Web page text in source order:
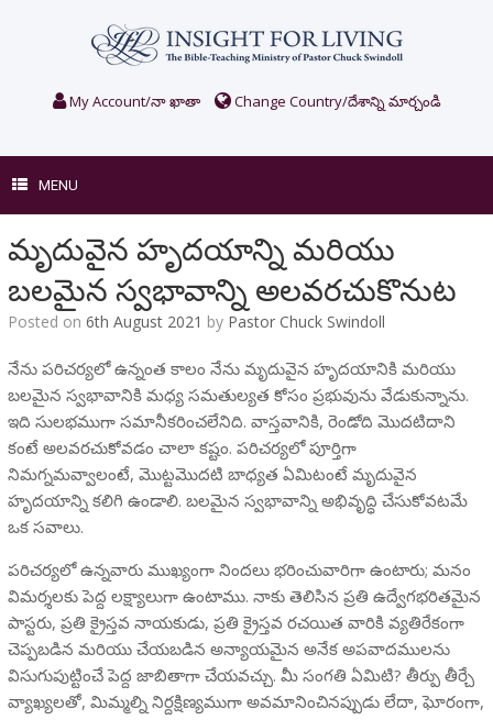
My Account/నా ఖాతా Change Country/దేశాన్ని మార్చండి
MENU
మృదువైన హృదయాన్ని మరియు
బలమైన స్వభావాన్ని అలవరచుకొనుట
Posted on 6th August 2021 by Pastor Chuck Swindoll
నేను పరిచర్యలో ఉన్నంత కాలం నేను మృదువైన హృదయానికి మరియు
బలమైన స్వభావానికి మధ్య సమతుల్యత కోసం ప్రభువును వేడుకున్నాను.
ఇది సులభముగా సమానీకరించలేనిది. వాస్తవానికి, రెండోది మొదటిదాని
కంటే అలవరచుకోవడం చాలా కష్టం. పరిచర్యలో పూర్తిగా
నిమగ్నమవ్వాలంటే, మొట్టమొదటి బాధ్యత ఏమిటంటే మృదువైన
హృదయాన్ని కలిగి ఉండాలి. బలమైన స్వభావాన్ని అభివృద్ధి చేసుకోవటమే
ఒక సవాలు.
పరిచర్యలో ఉన్నవారు ముఖ్యంగా నిందలు భరించువారిగా ఉంటారు; మనం
విమర్శలకు పెద్ద లక్ష్యాలుగా ఉంటాము. నాకు తెలిసిన ప్రతి ఉద్వేగభరితమైన
పాస్టరు, ప్రతి క్రైస్తవ నాయకుడు, ప్రతి క్రైస్తవ రచయిత వారికి వ్యతిరేకంగా
చెప్పబడిన మరియు చేయబడిన అన్యాయమైన అనేక అపవాదములను
విసుగుపుట్టించే పెద్ద జాబితాగా చేయవచ్చు. మీ సంగతి ఏమిటి? తీర్పు తీర్చే
వ్యాఖ్యలతో, మిమ్మల్ని నిర్దక్షిణ్యముగా అవమానించినప్పుడు లేదా, ఘోరంగా,